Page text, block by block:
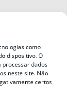
como
dispositivo. O
dados
neste site. Não
certos